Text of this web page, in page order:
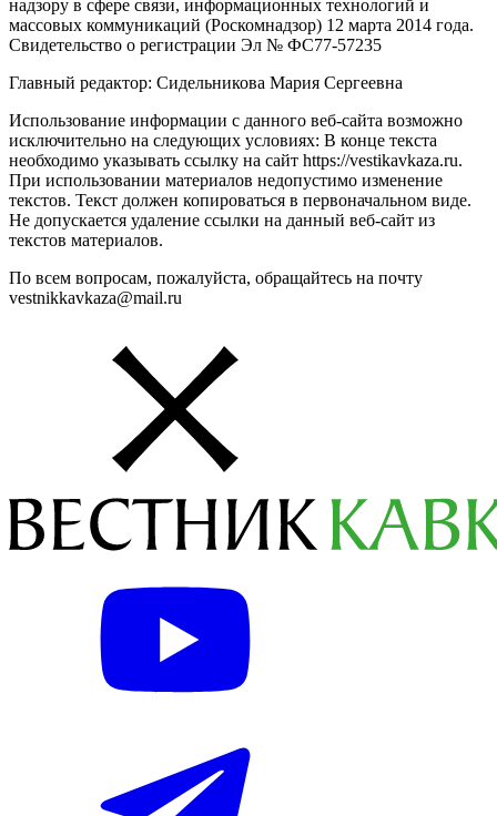
надзору в сфере связи, информационных технологий и
массовых коммуникаций (Роскомнадзор) 12 марта 2014 года.
Свидетельство о регистрации Эл № ФС77-57235
Главный редактор: Сидельникова Мария Сергеевна
Использование информации с данного веб-сайта возможно
исключительно на следующих условиях: В конце текста
необходимо указывать ссылку на сайт https://vestikavkaza.ru.
При использовании материалов недопустимо изменение
текстов. Текст должен копироваться в первоначальном виде.
Не допускается удаление ссылки на данный веб-сайт из
текстов материалов.
По всем вопросам, пожалуйста, обращайтесь на почту
vestnikkavkaza@mail.ru